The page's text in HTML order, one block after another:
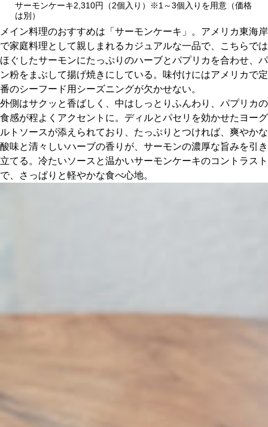
サーモンケーキ2,310円（2個入り）※1～3個入りを用意（価格
は別）
メイン料理のおすすめは「サーモンケーキ」。アメリカ東海岸
で家庭料理として親しまれるカジュアルな一品で、こちらでは
ほぐしたサーモンにたっぷりのハーブとパプリカを合わせ、パ
ン粉をまぶして揚げ焼きにしている。味付けにはアメリカで定
番のシーフード用シーズニングが欠かせない。
外側はサクッと香ばしく、中はしっとりふんわり、パプリカの
食感が程よくアクセントに。ディルとパセリを効かせたヨーグ
ルトソースが添えられており、たっぷりとつければ、爽やかな
酸味と清々しいハーブの香りが、サーモンの濃厚な旨みを引き
立てる。冷たいソースと温かいサーモンケーキのコントラスト
で、さっぱりと軽やかな食べ心地。